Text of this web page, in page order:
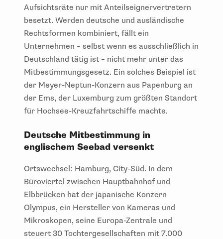
Aufsichtsräte nur mit Anteilseignervertretern
besetzt. Werden deutsche und ausländische
Rechtsformen kombiniert, fällt ein
Unternehmen – selbst wenn es ausschließlich in
Deutschland tätig ist – nicht mehr unter das
Mitbestimmungsgesetz. Ein solches Beispiel ist
der Meyer-Neptun-Konzern aus Papenburg an
der Ems, der Luxemburg zum größten Standort
für Hochsee-Kreuzfahrtschiffe machte.
Deutsche Mitbestimmung in
englischem Seebad versenkt
Ortswechsel: Hamburg, City-Süd. In dem
Büroviertel zwischen Hauptbahnhof und
Elbbrücken hat der japanische Konzern
Olympus, ein Hersteller von Kameras und
Mikroskopen, seine Europa-Zentrale und
steuert 30 Tochtergesellschaften mit 7.000